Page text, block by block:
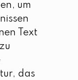
um
Text
das